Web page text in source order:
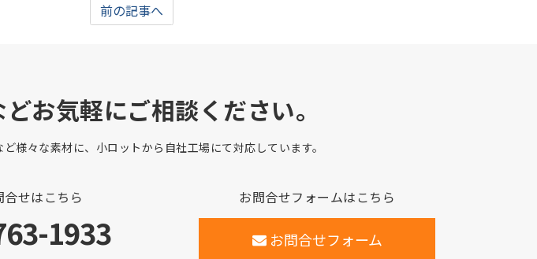
前の記事へ
お気軽にご相談ください。
様々な素材に、小ロットから自社工場にて対応しています。
合せはこちら
1933
お問合せフォームはこちら
お問合せフォーム